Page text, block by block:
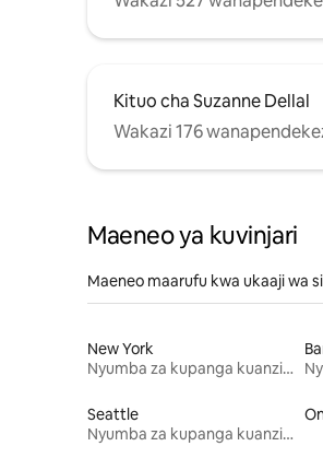
Kituo cha Suzanne Dellal
Wakazi 176
Maeneo ya kuvinjari
Maeneo maarufu kwa ukaaji wa
New York
Nyumba za kupanga kuanzia mwezi mmoja
Seattle
Nyumba za kupanga kuanzia mwezi mmoja